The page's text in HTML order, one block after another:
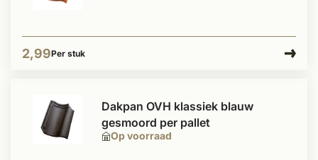
2,99Per stuk
Op voorraad
Dakpan OVH klassiek blauw
gesmoord per pallet